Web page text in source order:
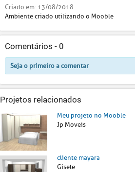
Criado em: 13/08/2018
Ambiente criado utilizando o Mooble
Comentários - 0
Seja o primeiro a comentar
Projetos relacionados
Meu projeto no Mooble
Jp Moveis
cliente mayara
Gisele